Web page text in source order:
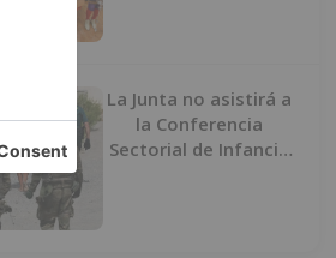
La Junta no asistirá a
la Conferencia
Sectorial de Infancia